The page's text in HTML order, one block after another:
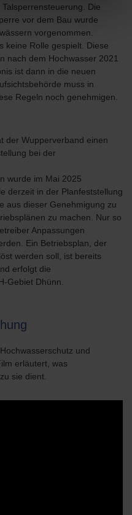
Die
vor dem Bau wurde
vorgenommen.
keine Rolle gespielt. Diese
nach dem Hochwasser 2021
ist dann in die neuen
muss in
Regeln noch genehmigen.
der Wupperverband einen
bei der
wurde im Mai 2025
derzeit in der Planfeststellung
aus dieser Genehmigung zu
zu machen. Nur so
Anpassungen
Ein Betriebsplan, der
werden soll, ist bereits
erfolgt die
Gebiet Dhünn.
und
erläutert, was
sie dient.